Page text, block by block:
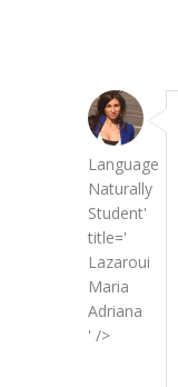
Language
Naturally
Student'
title='
Lazaroui
Maria
Adriana
' />